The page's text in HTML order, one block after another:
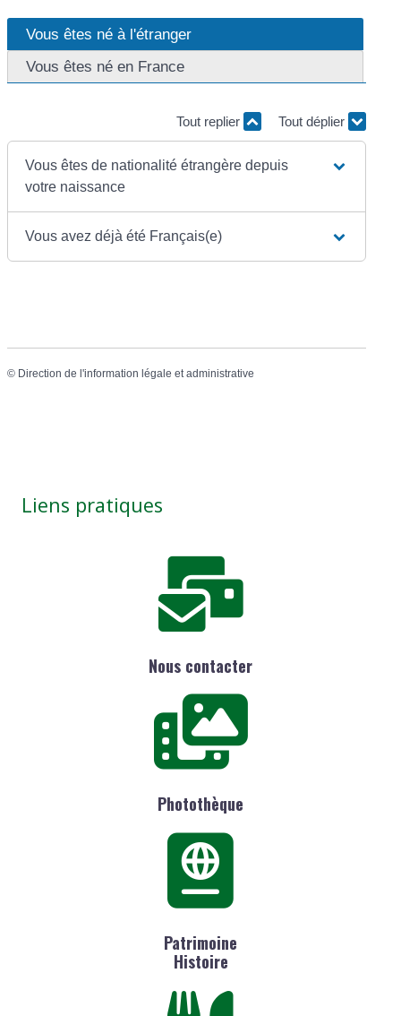
Vous êtes né à l'étranger
Vous êtes né en France
Tout replier Tout déplier
Vous êtes de nationalité étrangère depuis
votre naissance
Vous avez déjà été Français(e)
© Direction de l'information légale et administrative
Liens pratiques
Nous contacter
Photothèque
Patrimoine
Histoire